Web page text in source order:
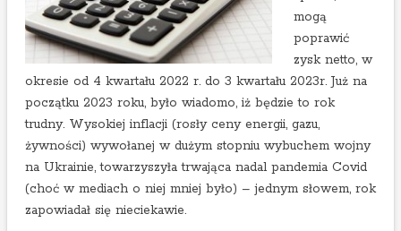
mogą
poprawić
zysk netto, w
okresie od 4 kwartału 2022 r. do 3 kwartału 2023r. Już na
początku 2023 roku, było wiadomo, iż będzie to rok
trudny. Wysokiej inflacji (rosły ceny energii, gazu,
żywności) wywołanej w dużym stopniu wybuchem wojny
na Ukrainie, towarzyszyła trwająca nadal pandemia Covid
(choć w mediach o niej mniej było) – jednym słowem, rok
zapowiadał się nieciekawie.